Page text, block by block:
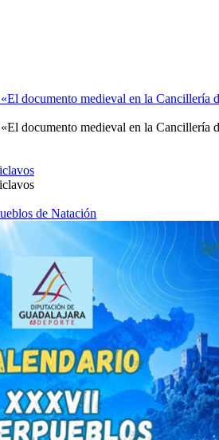
documento medieval en la Cancillería
documento medieval en la Cancillería
de Natación